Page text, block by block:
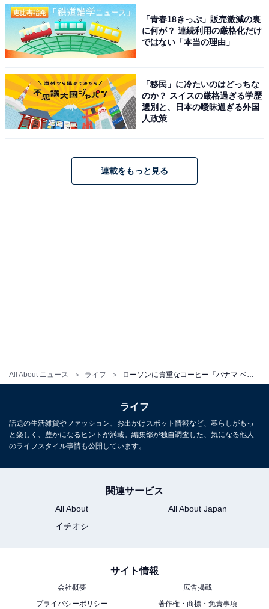
All About ニュース ライフ
「青春18きっぷ」販売激減の裏
に何が？ 連続利用の厳格化だけ
ではない「本当の理由」
「移民」に冷たいのはどっちな
のか？ スイスの厳格過ぎる学歴
選別と、日本の曖昧過ぎる外国
人政策
連載をもっと見る
ライフ
話題の生活雑貨やファッション、お出かけスポット情報など、暮らしがもっ
と楽しく、豊かになるヒントが満載。編集部が独自調査した、気になる他人
のライフスタイル事情も公開しています。
関連サービス
All About
All About Japan
イチオシ
サイト情報
会社概要
広告掲載
プライバシーポリシー
著作権・商標・免責事項